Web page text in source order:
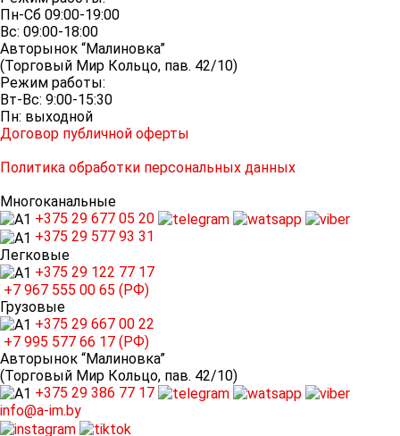
Пн-Сб 09:00-19:00
Вс: 09:00-18:00
Авторынок “Малиновка”
(Торговый Мир Кольцо, пав. 42/10)
Режим работы:
Вт-Вс: 9:00-15:30
Пн: выходной
Договор публичной оферты
Политика обработки персональных данных
Многоканальные
+375 29 677 05 20
+375 29 577 93 31
Легковые
+375 29 122 77 17
+7 967 555 00 65 (РФ)
Грузовые
+375 29 667 00 22
+7 995 577 66 17 (РФ)
Авторынок “Малиновка”
(Торговый Мир Кольцо, пав. 42/10)
+375 29 386 77 17
info@a-im.by